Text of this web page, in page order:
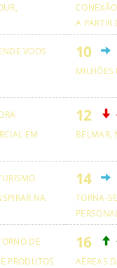
A PARTIR
VOOS
MILHÕES
EM
BELMAR,
NA
TORNA-
DE
PRODUTOS
AÉREAS